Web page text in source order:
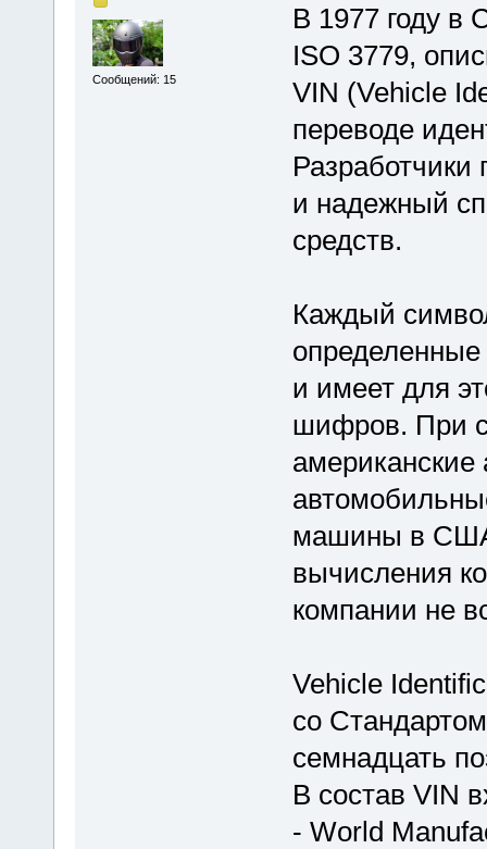
Сообщений: 15
В 1977 году в
ISO 3779,
VIN (Vehicle
переводе
Разработчики
и надежный
средств.
Каждый
и имеет для
шифров. При
американские
машины в
вычисления
компании не
Vehicle
со
семнадцать
В состав VIN
- World